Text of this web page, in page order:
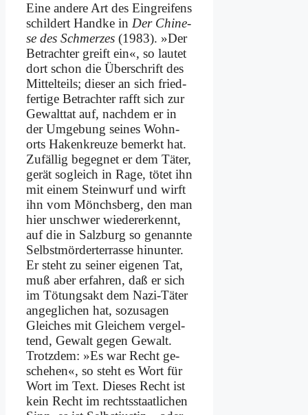
Ei­ne an­de­re Art des Ein­grei­fens
schil­dert Hand­ke in Der Chi­ne­
se des Schmer­zes (1983). »Der
Be­trach­ter greift ein«, so lau­tet
dort schon die Über­schrift des
Mit­tel­teils; die­ser an sich fried­
fer­ti­ge Be­trach­ter rafft sich zur
Ge­walt­tat auf, nach­dem er in
der Um­ge­bung sei­nes Wohn­
orts Ha­ken­kreu­ze be­merkt hat.
Zu­fäl­lig be­geg­net er dem Tä­ter,
ge­rät so­gleich in Ra­ge, tö­tet ihn
mit ei­nem Stein­wurf und wirft
ihn vom Mönchs­berg, den man
hier un­schwer wie­der­erkennt,
auf die in Salz­burg so ge­nann­te
Selbst­mör­der­ter­ras­se hin­un­ter.
Er steht zu sei­ner ei­ge­nen Tat,
muß aber er­fah­ren, daß er sich
im Tö­tungs­akt dem Na­zi-Tä­ter
an­ge­gli­chen hat, so­zu­sa­gen
Glei­ches mit Glei­chem ver­gel­
tend, Ge­walt ge­gen Ge­walt.
Trotz­dem: »Es war Recht ge­
sche­hen«, so steht es Wort für
Wort im Text. Die­ses Recht ist
kein Recht im rechts­staat­li­chen